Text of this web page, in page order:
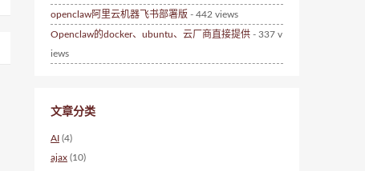
openclaw阿里云机器飞书部署版 - 442 views
Openclaw的docker、ubuntu、云厂商直接提供 - 337 v
iews
文章分类
AI (4)
ajax (10)